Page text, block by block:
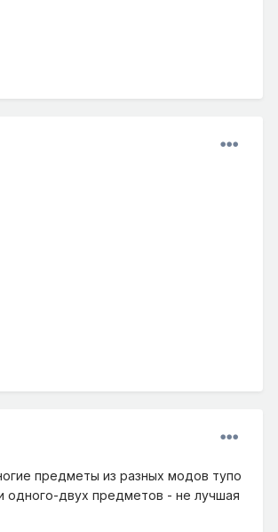
предметы из разных модов тупо
одного-двух предметов - не лучшая